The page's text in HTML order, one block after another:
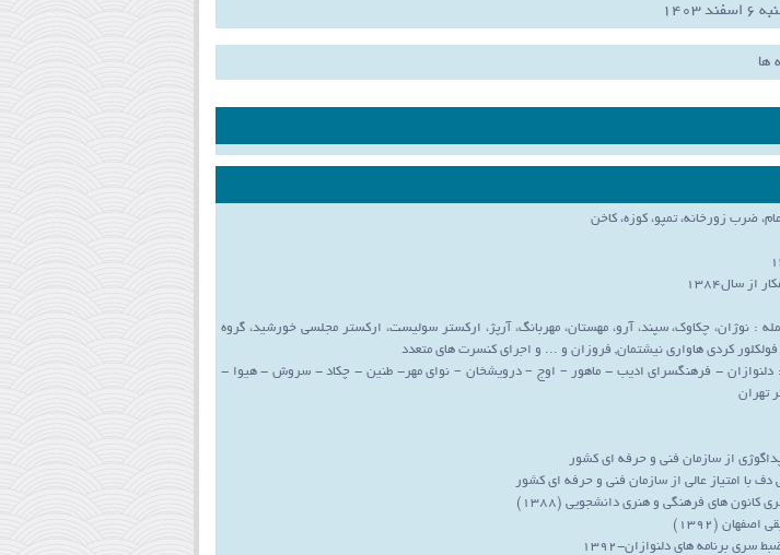
1403
ها
ضرب زورخانه، تمپو، کوزه، کاخن
از سال1384
: نوژان، چکاوک، سپند، آرو، مهستان، مهربانگ، آرپژ، ارکستر سولیست، ارکستر مجلسی خورشید، گروه
فولکلور کردی هاواری نیشتمان, فروزان و ... و اجرای کنسرت های متعدد
: دلنوازان - فرهنگسرای ادیب - ماهور – اوج – درویشخان – نوای مهر- طنین - چکاد - سروش - هیوا -
تهران
از سازمان فنی و حرفه ای کشور
دف با امتیاز عالی از سازمان فنی و حرفه ای کشور
های فرهنگی و هنری دانشجویی (1388)
(1392)
سری برنامه های دلنوازان-۱۳۹۲